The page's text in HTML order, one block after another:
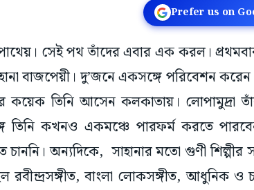
Prefer us on
পাথেয়। সেই পথ তাঁদের এবার এক করল।
বাজপেয়ী। দু’জনে একসঙ্গে পরিবেশন
কয়েক তিনি আসেন কলকাতায়। লোপামুদ্রা তাঁর
তিনি কখনও একমঞ্চে পারফর্ম করতে
অন্যদিকে, সাহানার মতো গুণী শিল্পীর
রবীন্দ্রসঙ্গীত, বাংলা লোকসঙ্গীত, আধুনিক ও